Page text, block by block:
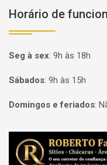
Horário de
Seg à sex: 9h às 18h
Sábados: 9h às 15h
Domingos e feriados:
Página inicial